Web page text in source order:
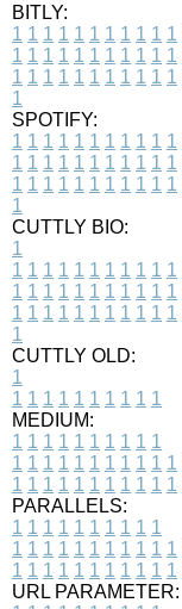
BITLY:
1 1 1 1 1 1 1 1 1 1 1
1 1 1 1 1 1 1 1 1 1 1
1 1 1 1 1 1 1 1 1 1 1
1
SPOTIFY:
1 1 1 1 1 1 1 1 1 1 1
1 1 1 1 1 1 1 1 1 1 1
1 1 1 1 1 1 1 1 1 1 1
1
CUTTLY BIO:
1
1 1 1 1 1 1 1 1 1 1 1
1 1 1 1 1 1 1 1 1 1 1
1 1 1 1 1 1 1 1 1 1 1
1
CUTTLY OLD:
1
1 1 1 1 1 1 1 1 1 1
MEDIUM:
1 1 1 1 1 1 1 1 1 1
1 1 1 1 1 1 1 1 1 1 1
1 1 1 1 1 1 1 1 1 1 1
PARALLELS:
1 1 1 1 1 1 1 1 1 1
1 1 1 1 1 1 1 1 1 1 1
1 1 1 1 1 1 1 1 1 1 1
URL PARAMETER: